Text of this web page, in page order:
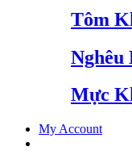
Tôm
Nghêu
Mực
My Account